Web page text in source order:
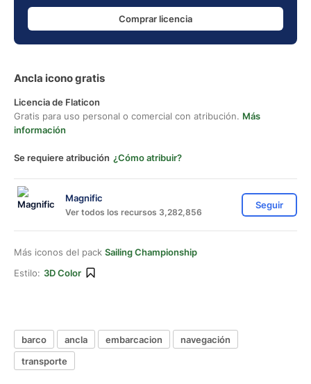
Comprar licencia
Ancla icono gratis
Licencia de Flaticon
Gratis para uso personal o comercial con atribución. Más
información
Se requiere atribución ¿Cómo atribuir?
Magnific
Ver todos los recursos 3,282,856
Seguir
Más iconos del pack Sailing Championship
Estilo: 3D Color
barco ancla embarcacion
navegación
transporte